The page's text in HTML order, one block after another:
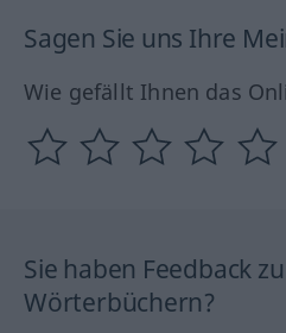
Sagen Sie uns Ihre
Wie gefällt Ihnen das
Sie haben Feedback
Wörterbüchern?